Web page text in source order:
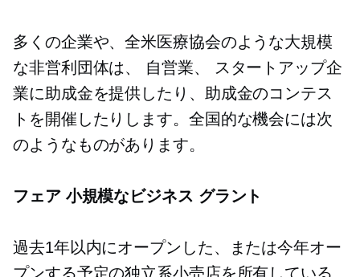
多くの企業や、全米医療協会のような大規模
な非営利団体は、 自営業、
スタートアップ企
業に助成金を提供したり、助成金のコンテス
トを開催したりします。全国的な機会には次
のようなものがあります。
フェア 小規模なビジネス グラント
過去1年以内にオープンした、または今年オー
プンする予定の独立系小売店を所有している